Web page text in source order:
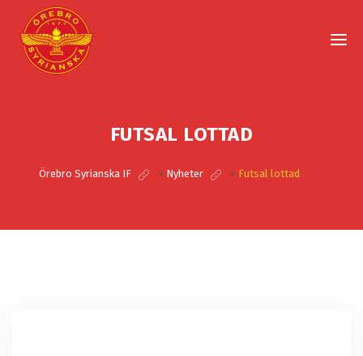
FUTSAL LOTTAD
Örebro Syrianska IF > Nyheter > Futsal lottad